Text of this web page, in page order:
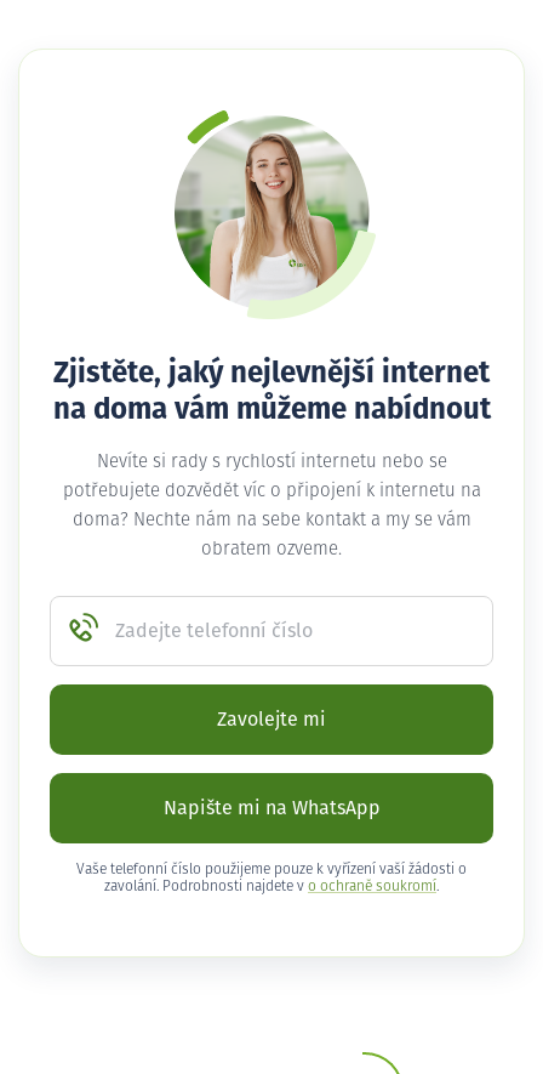
Zjistěte, jaký nejlevnější internet
na doma vám můžeme nabídnout
Nevíte si rady s rychlostí internetu nebo se
potřebujete dozvědět víc o připojení k internetu na
doma? Nechte nám na sebe kontakt a my se vám
obratem ozveme.
Zadejte telefonní číslo
Zavolejte mi
Napište mi na WhatsApp
Vaše telefonní číslo použijeme pouze k vyřízení vaší žádosti o
zavolání. Podrobnosti najdete v o ochraně soukromí .